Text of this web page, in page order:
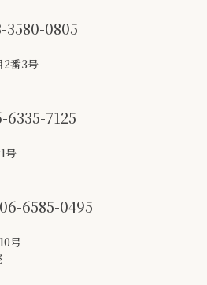
3580-0805
2番3号
6335-7125
号
06-6585-0495
号